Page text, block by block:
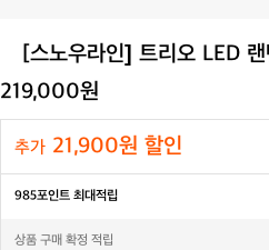
[스노우라인] 트리오 LED
219,000원
추가 21,900원 할인
985포인트 최대적립
상품 구매 확정 적립